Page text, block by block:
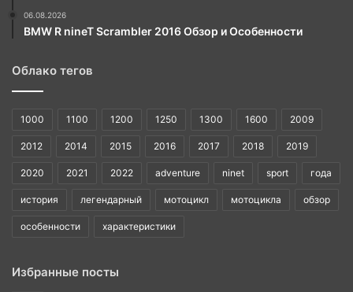
06.08.2026
BMW R nineT Scrambler 2016 Обзор и Особенности
Облако тегов
1000 1100 1200 1250 1300 1600 2009
2012 2014 2015 2016 2017 2018 2019
2020 2021 2022 adventure ninet sport года
история легендарный мотоцикл мотоцикла обзор
особенности характеристики
Избранные посты